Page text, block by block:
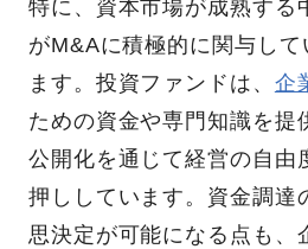
特に、資本市場が成熟する
がM&Aに積極的に関与して
ます。投資ファンドは、 企
ための資金や専門知識を提
公開化を通じて経営の自由
押ししています。資金調達
思決定が可能になる点も、